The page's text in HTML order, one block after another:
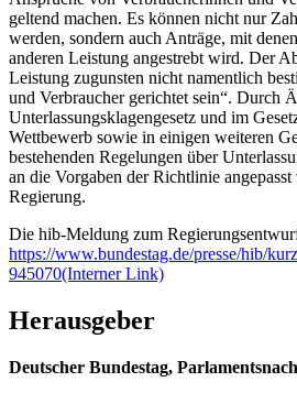
geltend machen. Es können nicht nur
werden, sondern auch Anträge, mit
anderen Leistung angestrebt wird. Der
Leistung zugunsten nicht namentlich
und Verbraucher gerichtet sein“. Durch
Unterlassungsklagengesetz und im
Wettbewerb sowie in einigen weiteren
bestehenden Regelungen über
an die Vorgaben der Richtlinie
Regierung.
Die hib-Meldung zum
https://www.bundestag.de/presse/hib/
945070(Interner Link)
Herausgeber
Deutscher Bundestag,